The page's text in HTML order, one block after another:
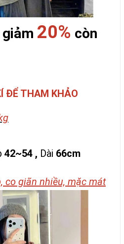
20% còn
ĐỂ THAM KHẢO
42~54 , Dài 66cm
co giãn nhiều, mặc mát